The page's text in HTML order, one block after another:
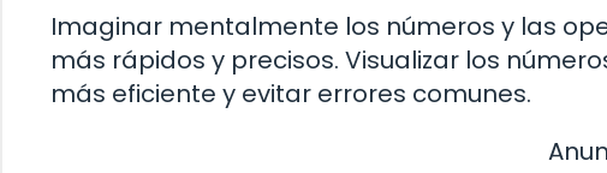
Imaginar mentalmente los números y las
más rápidos y precisos. Visualizar los
más eficiente y evitar errores comunes.